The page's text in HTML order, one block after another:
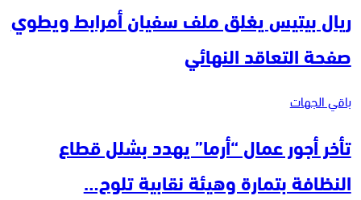
ريال بيتيس يغلق ملف سفيان أمرابط ويطوي
صفحة التعاقد النهائي
باقي الجهات
تأخر أجور عمال “أرما” يهدد بشلل قطاع
النظافة بتمارة وهيئة نقابية تلوح…